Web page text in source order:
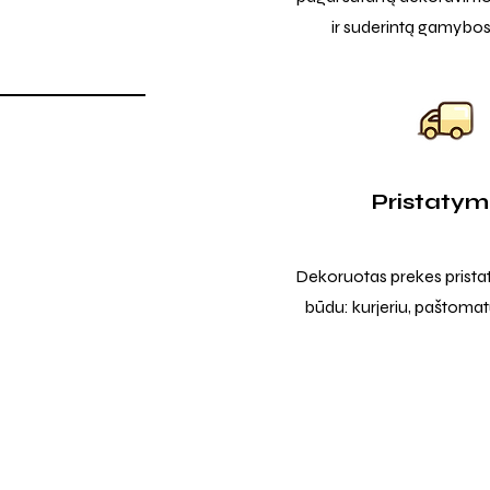
ir suderintą
Dekoruotas prekes
būdu: kurjeriu,